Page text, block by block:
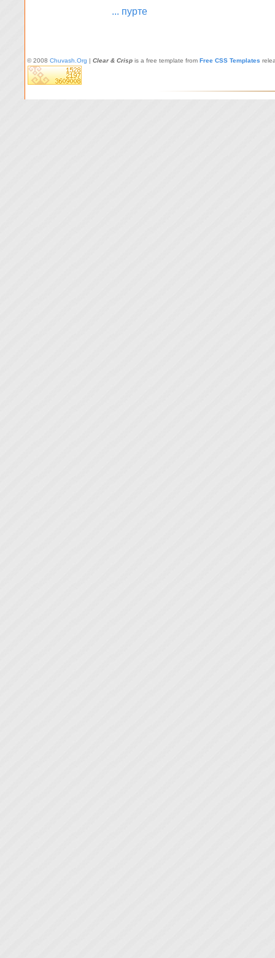
... пурте
© 2008 Chuvash.Org | Clear & Crisp is a free template from Free CSS Templates